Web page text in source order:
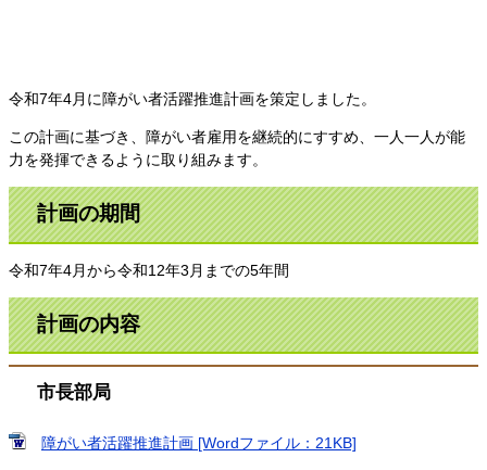
令和7年4月に障がい者活躍推進計画を策定しました。
この計画に基づき、障がい者雇用を継続的にすすめ、一人一人が能
力を発揮できるように取り組みます。
計画の期間
令和7年4月から令和12年3月までの5年間
計画の内容
市長部局
障がい者活躍推進計画 [Wordファイル：21KB]